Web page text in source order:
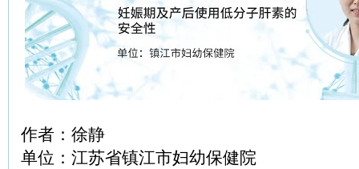
作者：徐静
单位：江苏省镇江市妇幼保健院